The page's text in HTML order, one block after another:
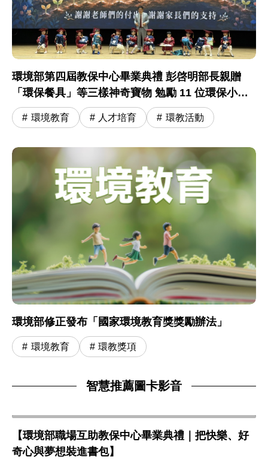
環境部第四屆教保中心畢業典禮 彭啓明部長親贈
「環保餐具」等三樣神奇寶物 勉勵 11 位環保小尖
兵開啟小學冒險旅程
環境教育 人才培育 環教活動
環境部修正發布「國家環境教育獎獎勵辦法」
環境教育 環教獎項
智慧推薦圖卡影音
【環境部職場互助教保中心畢業典禮｜把快樂、好
奇心與夢想裝進書包】